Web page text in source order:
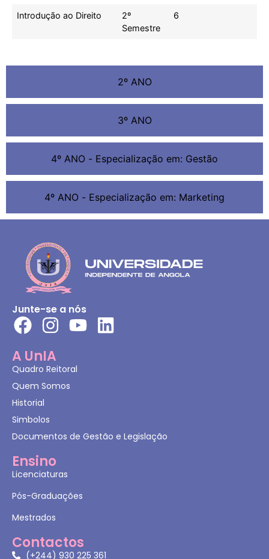
2º ANO
3º ANO
4º ANO - Especialização em: Gestão
4º ANO - Especialização em: Marketing
Introdução ao Direito
2º
Semestre
6
Junte-se a nós
A UnIA
Quadro Reitoral
Quem Somos
Historial
Simbolos
Documentos de Gestão e Legislação
Ensino
Licenciaturas
Pós-Graduações
Mestrados
Contactos
(+244) 930 225 361